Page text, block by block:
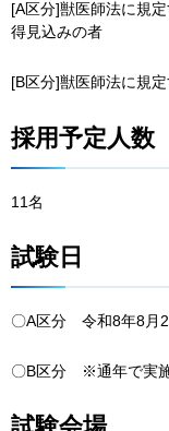
[A区分]獣医師法に規
得見込みの者
[B区分]獣医師法に規
採用予定人数
11名
試験日
〇A区分 令和8年8月
〇B区分 ※通年で実